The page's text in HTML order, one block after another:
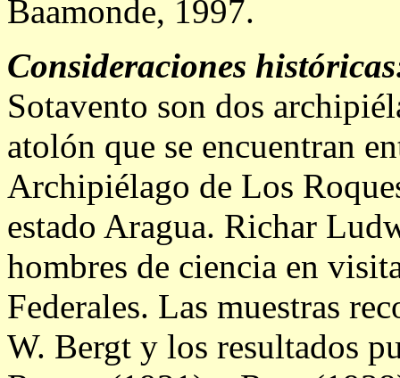
Baamonde, 1997.
Consideraciones
Sotavento son dos
atolón que se encuentran
Archipiélago de Los
estado Aragua. Richar
hombres de ciencia en
Federales. Las muestras
W. Bergt y los resultados